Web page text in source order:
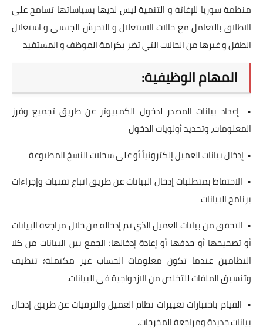
منظمة سوريا للإغاثة و التنمية ليس لديها بسياساتها تسامح على
الاطلاق بالتعامل مع حالات الاستغلال و التحرش الجنسي و استغلال
الطفل و غيرها من الحالات التي تضر بكرامة الموظف و المستفيد
المهام الوظيفية:
• إعداد بيانات المصدر لدخول الكمبيوتر عن طريق تجميع وفرز
المعلومات، وتحديد أولويات الدخول
• إدخال بيانات العميل إلكترونياً أو على سجلات النسخ المطبوعة
• الاحتفاظ بمتطلبات إدخال البيانات عن طريق اتباع تقنيات وإجراءات
برنامج البيانات
• التحقق من بيانات العميل الذي تم إدخاله من خلال مراجعة البيانات
أو تصحيحها أو حذفها أو إعادة إدخالها؛ الجمع بين البيانات من كلا
النظامين عندما تكون معلومات الحساب غير مكتملة؛ تنظيف
وتنسيق الملفات للتخلص من الازدواجية في البيانات.
• القيام باختبارات تغييرات نظام العميل والترقيات عن طريق إدخال
بيانات جديدة ومراجعة المخرجات.